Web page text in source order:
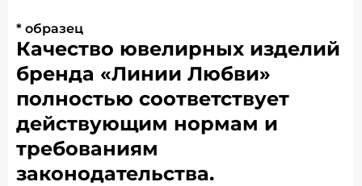
* образец
Качество ювелирных изделий
бренда «Линии Любви»
полностью соответствует
действующим нормам и
требованиям
законодательства.